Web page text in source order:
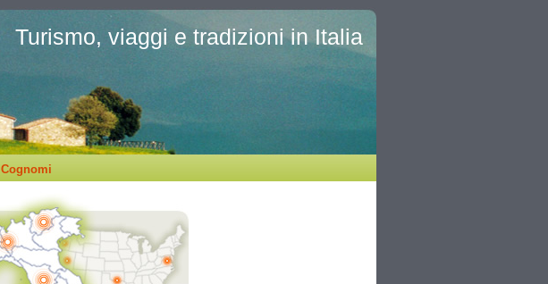
Turismo, viaggi e tradizioni in Italia
Cognomi